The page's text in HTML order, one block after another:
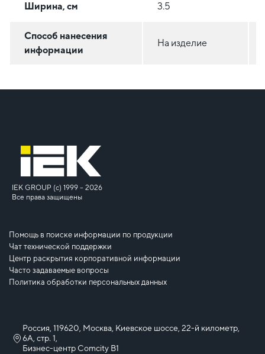
Ширина, см 3.5
Способ нанесения
информации
На изделие
IEK GROUP (c) 1999 – 2026
Все права защищены
Помощь в поиске информации по продукции
Чат технической поддержки
Центр раскрытия корпоративной информации
Часто задаваемые вопросы
Политика обработки персональных данных
Россия, 119620, Москва, Киевское шоссе, 22-й километр,
6А, стр. 1,
Бизнес-центр Comcity B1